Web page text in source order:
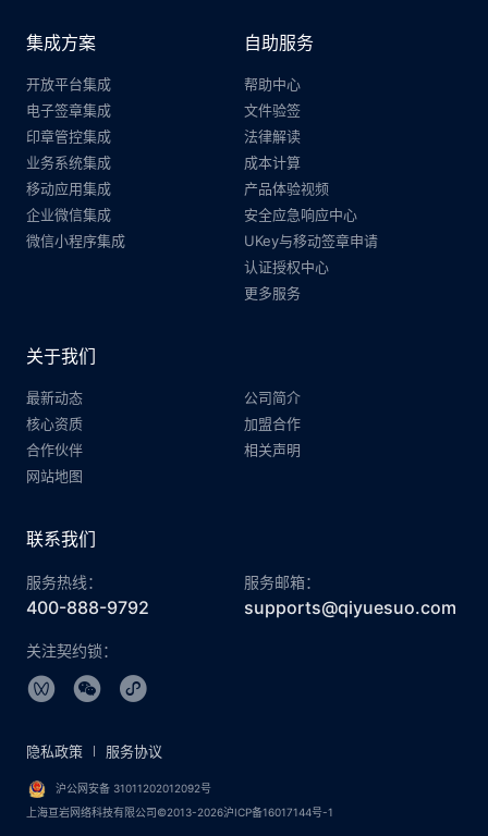
集成方案
开放平台集成
电子签章集成
印章管控集成
业务系统集成
移动应用集成
企业微信集成
微信小程序集成
自助服务
帮助中心
文件验签
法律解读
成本计算
产品体验视频
安全应急响应中心
UKey与移动签章申请
认证授权中心
更多服务
关于我们
最新动态
公司简介
核心资质
加盟合作
合作伙伴
相关声明
网站地图
联系我们
服务热线：
400-888-9792
服务邮箱：
supports@qiyuesuo.com
关注契约锁：
沪公网安备 31011202012092号
上海亘岩网络科技有限公司©2013-2026沪ICP备16017144号-1
隐私政策 服务协议